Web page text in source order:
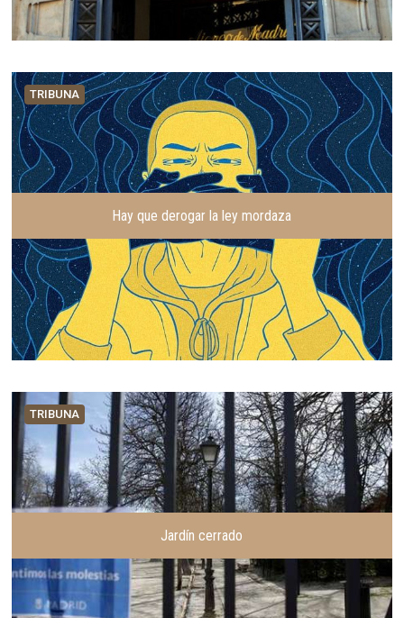
TRIBUNA
Hay que derogar la ley mordaza
TRIBUNA
Jardín cerrado